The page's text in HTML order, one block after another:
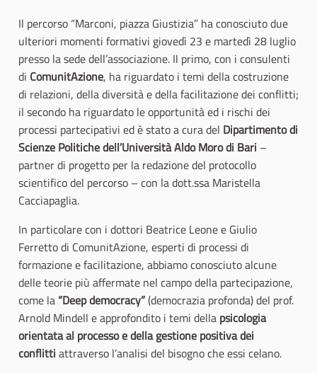
Il percorso “Marconi, piazza Giustizia” ha conosciuto due
ulteriori momenti formativi giovedì 23 e martedì 28 luglio
presso la sede dell’associazione. Il primo, con i consulenti
di ComunitAzione, ha riguardato i temi della costruzione
di relazioni, della diversità e della facilitazione dei conflitti;
il secondo ha riguardato le opportunità ed i rischi dei
processi partecipativi ed è stato a cura del Dipartimento di
Scienze Politiche dell’Università Aldo Moro di Bari –
partner di progetto per la redazione del protocollo
scientifico del percorso – con la dott.ssa Maristella
Cacciapaglia.
In particolare con i dottori Beatrice Leone e Giulio
Ferretto di ComunitAzione, esperti di processi di
formazione e facilitazione, abbiamo conosciuto alcune
delle teorie più affermate nel campo della partecipazione,
come la “Deep democracy”(democrazia profonda) del prof.
Arnold Mindell e approfondito i temi della psicologia
orientata al processo e della gestione positiva dei
conflitti attraverso l’analisi del bisogno che essi celano.